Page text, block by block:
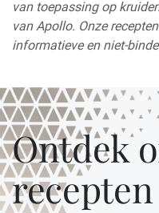
van toepassing op
van Apollo. Onze
informatieve en niet-
Ontdek
recepten